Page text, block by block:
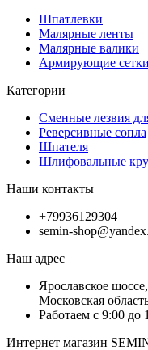
Шпатлевки
Малярные ленты
Малярные валики
Армирующие сетки
Категории
Сменные лезвия
Реверсивные сопла
Шпателя
Шлифовальные
Наши контакты
+79936129304
semin-
Наш адрес
Ярославское
Московская
Работаем с 9:00 до
Интернет магазин